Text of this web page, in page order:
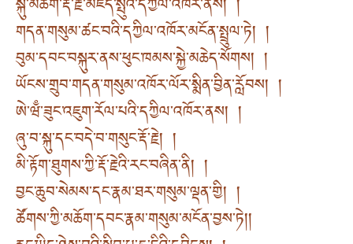
སྐུ་མཆོག་རྡོ་རྗེ་མཛོད་སྤུའི་དཀྱིལ་འཁོར་ནས། །
གདན་གསུམ་ཚང་བའི་དཀྱིལ་འཁོར་མངོན་སྤྲུལ་ཏེ། །
བུམ་དབང་བསྐུར་ནས་ཕུང་ཁམས་སྐྱེ་མཆེད་སོགས། །
ཡོངས་གྲུབ་གདན་གསུམ་འཁོར་ལོར་སྨིན་བྱིན་རློབས། །
ཨེ་ཝྃ་ཟུང་འཇུག་རོལ་པའི་དཀྱིལ་འཁོར་ནས། །
ཞུ་བ་སྐུ་དང་བདེ་བ་གསུང་རྡོ་རྗེ། །
མི་རྟོག་ཐུགས་ཀྱི་རྡོ་རྗེའི་རང་བཞིན་ནི། །
བྱང་ཆུབ་སེམས་དང་རྣམ་ཐར་གསུམ་ལྡན་གྱི། །
ཚོགས་ཀྱི་མཆོག་དབང་རྣམ་གསུམ་མངོན་བྱས་ཏེ། །